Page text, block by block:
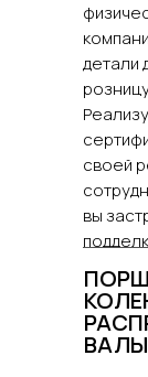
детали
своей
вы